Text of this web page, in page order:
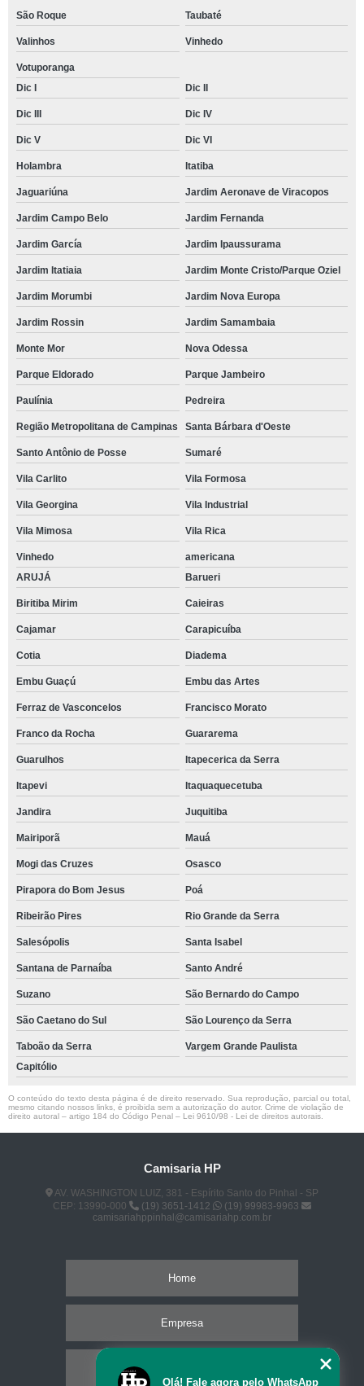
São Roque Taubaté
Valinhos Vinhedo
Votuporanga
Dic I
Dic II
Dic III Dic IV
Dic V Dic VI
Holambra Itatiba
Jaguariúna Jardim Aeronave de Viracopos
Jardim Campo Belo Jardim Fernanda
Jardim García Jardim Ipaussurama
Jardim Itatiaia Jardim Monte Cristo/Parque Oziel
Jardim Morumbi Jardim Nova Europa
Jardim Rossin Jardim Samambaia
Monte Mor Nova Odessa
Parque Eldorado Parque Jambeiro
Paulínia Pedreira
Região Metropolitana de Campinas Santa Bárbara d'Oeste
Santo Antônio de Posse Sumaré
Vila Carlito Vila Formosa
Vila Georgina Vila Industrial
Vila Mimosa Vila Rica
Vinhedo
americana
ARUJÁ
Barueri
Biritiba Mirim Caieiras
Cajamar Carapicuíba
Cotia Diadema
Embu Guaçú Embu das Artes
Ferraz de Vasconcelos Francisco Morato
Franco da Rocha Guararema
Guarulhos Itapecerica da Serra
Itapevi Itaquaquecetuba
Jandira Juquitiba
Mairiporã Mauá
Mogi das Cruzes Osasco
Pirapora do Bom Jesus Poá
Ribeirão Pires Rio Grande da Serra
Salesópolis Santa Isabel
Santana de Parnaíba Santo André
Suzano São Bernardo do Campo
São Caetano do Sul São Lourenço da Serra
Taboão da Serra
Vargem Grande Paulista
Capitólio
O conteúdo do texto desta página é de direito reservado. Sua reprodução, parcial ou total,
mesmo citando nossos links, é proibida sem a autorização do autor. Crime de violação de
direito autoral – artigo 184 do Código Penal – Lei 9610/98 - Lei de direitos autorais
Camisaria HP
AV. WASHINGTON LUIZ, 381 - Espírito Santo do Pinhal - SP
CEP: 13990-000
(19) 3651-1412
(19) 99983-9963
camisariahppinhal@camisariahp.com.br
Home
Empresa
Olá! Fale agora pelo WhatsApp